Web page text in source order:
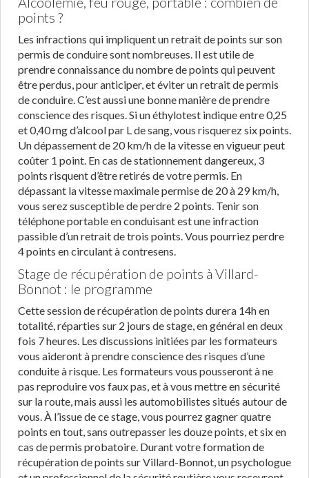
points ?
Les infractions qui impliquent un retrait de points sur son
permis de conduire sont nombreuses. Il est utile de
prendre connaissance du nombre de points qui peuvent
être perdus, pour anticiper, et éviter un retrait de permis
de conduire. C’est aussi une bonne manière de prendre
conscience des risques. Si un éthylotest indique entre 0,25
et 0,40 mg d’alcool par L de sang, vous risquerez six points.
Un dépassement de 20 km/h de la vitesse en vigueur peut
coûter 1 point. En cas de stationnement dangereux, 3
points risquent d’être retirés de votre permis. En
dépassant la vitesse maximale permise de 20 à 29 km/h,
vous serez susceptible de perdre 2 points. Tenir son
téléphone portable en conduisant est une infraction
passible d’un retrait de trois points. Vous pourriez perdre
4 points en circulant à contresens.
Stage de récupération de points à Villard-
Bonnot : le programme
Cette session de récupération de points durera 14h en
totalité, réparties sur 2 jours de stage, en général en deux
fois 7 heures. Les discussions initiées par les formateurs
vous aideront à prendre conscience des risques d’une
conduite à risque. Les formateurs vous pousseront à ne
pas reproduire vos faux pas, et à vous mettre en sécurité
sur la route, mais aussi les automobilistes situés autour de
vous. À l’issue de ce stage, vous pourrez gagner quatre
points en tout, sans outrepasser les douze points, et six en
cas de permis probatoire. Durant votre formation de
récupération de points sur Villard-Bonnot, un psychologue